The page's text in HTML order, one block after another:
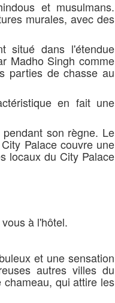
et musulmans.
murales, avec des
situé dans l'étendue
Madho Singh comme
parties de chasse au
en fait une
son règne. Le
Palace couvre une
locaux du City Palace
à l'hôtel.
et une sensation
autres villes du
qui attire les